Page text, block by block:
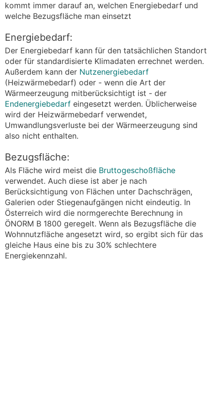
kommt immer darauf an, welchen Energiebedarf und
welche Bezugsfläche man einsetzt
Energiebedarf:
Der Energiebedarf kann für den tatsächlichen Standort
oder für standardisierte Klimadaten errechnet werden.
Außerdem kann der Nutzenergiebedarf
(Heizwärmebedarf) oder - wenn die Art der
Wärmeerzeugung mitberücksichtigt ist - der
Endenergiebedarf eingesetzt werden. Üblicherweise
wird der Heizwärmebedarf verwendet,
Umwandlungsverluste bei der Wärmeerzeugung sind
also nicht enthalten.
Bezugsfläche:
Als Fläche wird meist die Bruttogeschoßfläche
verwendet. Auch diese ist aber je nach
Berücksichtigung von Flächen unter Dachschrägen,
Galerien oder Stiegenaufgängen nicht eindeutig. In
Österreich wird die normgerechte Berechnung in
ÖNORM B 1800 geregelt. Wenn als Bezugsfläche die
Wohnnutzfläche angesetzt wird, so ergibt sich für das
gleiche Haus eine bis zu 30% schlechtere
Energiekennzahl.